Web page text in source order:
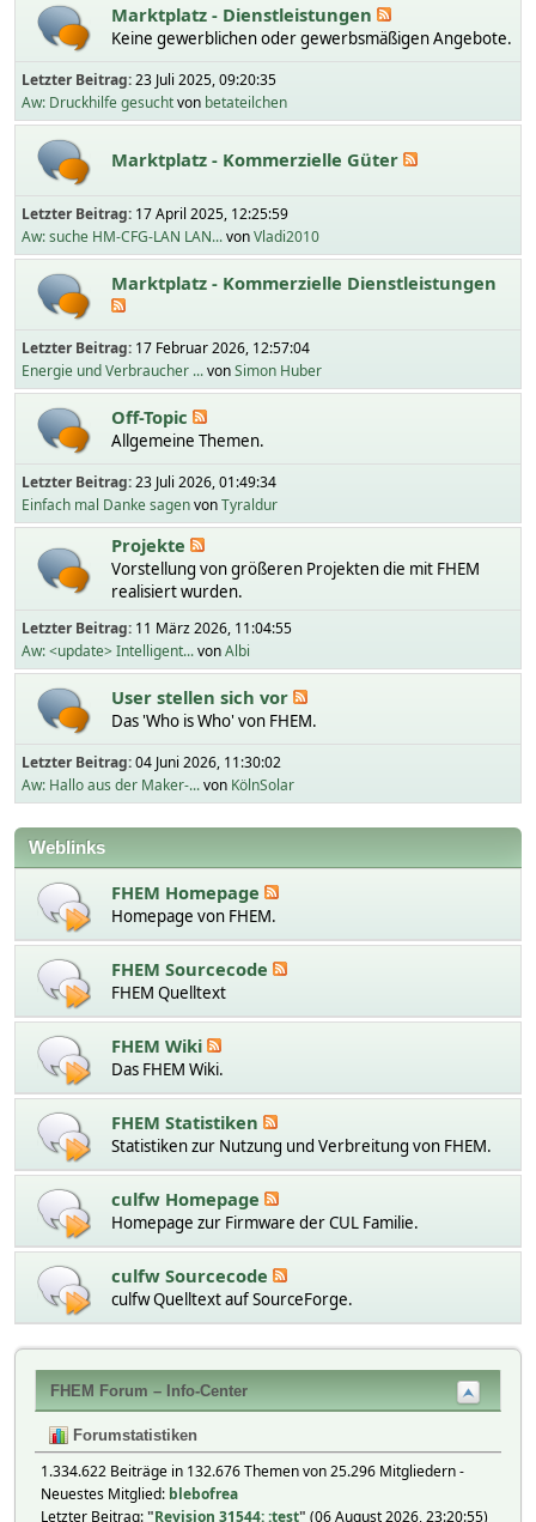
Marktplatz - Dienstleistungen
Keine gewerblichen oder gewerbsmäßigen Angebote.
Letzter Beitrag:23 Juli 2025, 09:20:35
Aw: Druckhilfe gesuchtvon betateilchen
Marktplatz - Kommerzielle Güter
Letzter Beitrag: 17 April 2025, 12:25:59
Aw: suche HM-CFG-LAN LAN...vonVladi2010
Marktplatz - Kommerzielle Dienstleistungen
Letzter Beitrag: 17 Februar 2026, 12:57:04
Energie und Verbraucher ...vonSimon Huber
Off-Topic
Allgemeine Themen.
Letzter Beitrag:23 Juli 2026, 01:49:34
Einfach mal Danke sagenvonTyraldur
Projekte
Vorstellung von größeren Projekten die mit FHEM
realisiert wurden.
Letzter Beitrag: 11 März 2026, 11:04:55
Aw: <update> Intelligent...vonAlbi
User stellen sich vor
Das 'Who is Who' von FHEM.
Letzter Beitrag:04 Juni 2026, 11:30:02
Aw: Hallo aus der Maker-...von KölnSolar
Weblinks
FHEM Homepage
Homepage von FHEM.
FHEM Sourcecode
FHEM Quelltext
FHEM Wiki
Das FHEM Wiki.
FHEM Statistiken
Statistiken zur Nutzung und Verbreitung von FHEM.
culfw Homepage
Homepage zur Firmware der CUL Familie.
culfw Sourcecode
culfw Quelltext auf SourceForge.
FHEM Forum – Info-Center
Forumstatistiken
1.334.622 Beiträge in 132.676 Themen von 25.296 Mitgliedern -
Neuestes Mitglied: blebofrea
Letzter Beitrag:"Revision 31544: :test" (06 August 2026, 23:20:55)